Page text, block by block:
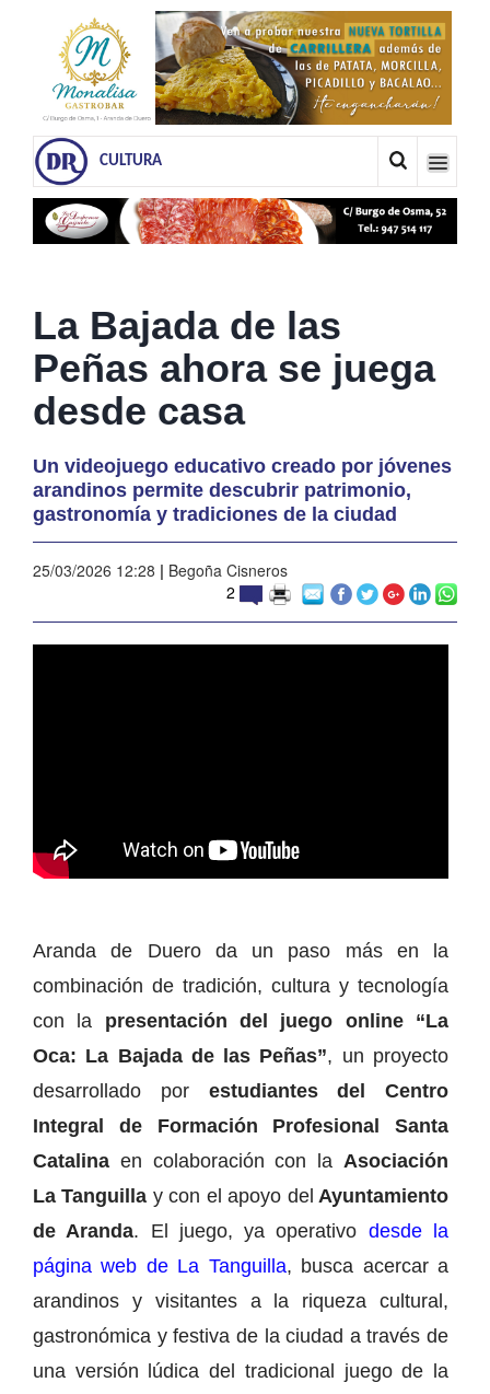
CULTURA
La Bajada de las
Peñas ahora se juega
desde casa
Un videojuego educativo creado por jóvenes
arandinos permite descubrir patrimonio,
gastronomía y tradiciones de la ciudad
25/03/2026 12:28 | Begoña Cisneros
2
Aranda de Duero da un paso más en la
combinación de tradición, cultura y tecnología
con la presentación del juego online “La
Oca: La Bajada de las Peñas”, un proyecto
desarrollado por estudiantes del Centro
Integral de Formación Profesional Santa
Catalina en colaboración con la Asociación
La Tanguilla y con el apoyo del Ayuntamiento
de Aranda. El juego, ya operativo desde la
página web de La Tanguilla, busca acercar a
arandinos y visitantes a la riqueza cultural,
gastronómica y festiva de la ciudad a través de
una versión lúdica del tradicional juego de la